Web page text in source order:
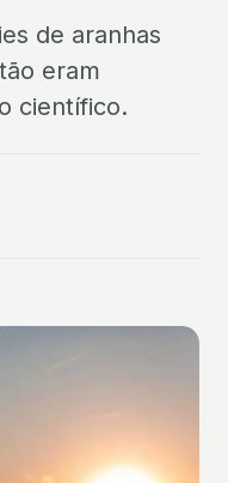
de aranhas
eram
científico.